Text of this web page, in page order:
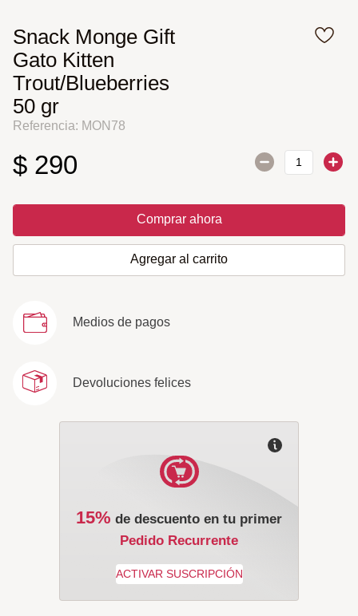
Snack Monge Gift
Gato Kitten
Trout/Blueberries
50 gr
Referencia: MON78
$ 290
Comprar ahora
Agregar al carrito
Medios de pagos
Devoluciones felices
15% de descuento en tu primer
Pedido Recurrente